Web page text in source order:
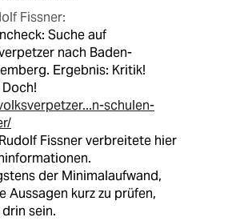
Fissner:
Suche auf
nach Baden-
Ergebnis: Kritik!
schulen-
Fissner verbreitete hier
der Minimalaufwand,
Aussagen kurz zu prüfen,
sein.